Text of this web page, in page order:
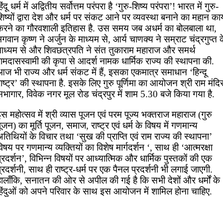
धर्म में अद्वितीय सर्वोत्तम परंपरा है ‘गुरु-शिष्य परंपरा’! भारत में गुरु-
द्वारा देश और धर्म पर संकट आने पर व्यवस्था बनाने का महान
का गौरवशाली इतिहास है. उस समय जब अधर्म का बोलबाला था,
कृष्ण ने अर्जुन के माध्यम से, आर्य चाणक्य ने सम्राट चंद्रगुप्त
से और शिवछत्रपति ने संत तुकाराम महाराज और समर्थ
की कृपा से आदर्श नामक धार्मिक राज्य की स्थापना की.
भी राज्य और धर्म संकट में हैं, इसका एकमात्र समाधान ‘हिन्दू
की स्थापना है. इसके लिए गुरु पूर्णिमा का आयोजन श्री राम
विवेक नगर मूल रोड चंद्रपुर में शाम 5.30 बजे किया गया है.
महोत्सव में श्री व्यास पूजन एवं परम पूज्य भक्तराज महाराज (गुरु
का मूर्ति पूजन, समाज, राष्ट्र एवं धर्म के विषय में गणमान्य
के विचार तथा ‘सुख की प्राप्ति एवं राम राज्य की स्थापना’
पर गणमान्य व्यक्तियों का विशेष मार्गदर्शन ‘, साथ ही ‘आत्मरक्षा
विभिन्न विषयों पर आध्यात्मिक और धार्मिक पुस्तकों की एक
साथ ही राष्ट्र-धर्म पर एक पैनल प्रदर्शनी भी लगाई जाएगी.
सनातन की ओर से अपील की गई है कि सभी देशों और धर्मों के
को अपने परिवार के साथ इस आयोजन में शामिल होना चाहिए.